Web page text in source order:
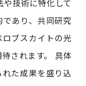
技術に特化して
あり、共同研究
ブスカイトの光
されます。 具体
た成果を盛り込